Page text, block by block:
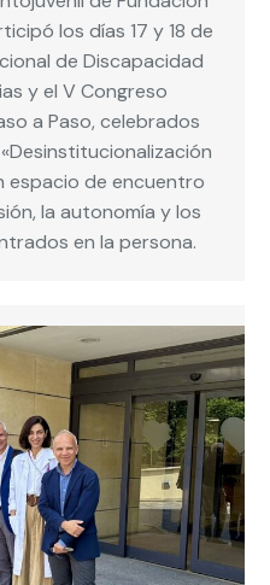
los días 17 y 18 de
de Discapacidad
y el V Congreso
a Paso, celebrados
espacio de encuentro
la autonomía y los
en la persona.